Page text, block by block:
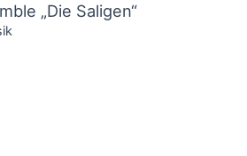
„Die Saligen“